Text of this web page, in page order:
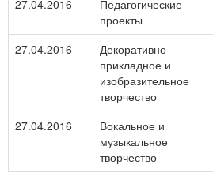
27.04.2016
Педагогические
проекты
27.04.2016
Декоративно-
прикладное и
изобразительное
творчество
27.04.2016
Вокальное и
музыкальное
творчество